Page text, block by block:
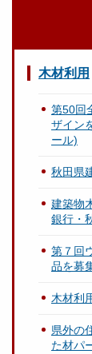
木材利用
第50回
ザイン
ール)
秋田県
建築物
銀行・
第７回
品を募
木材利
県外の
た材パ